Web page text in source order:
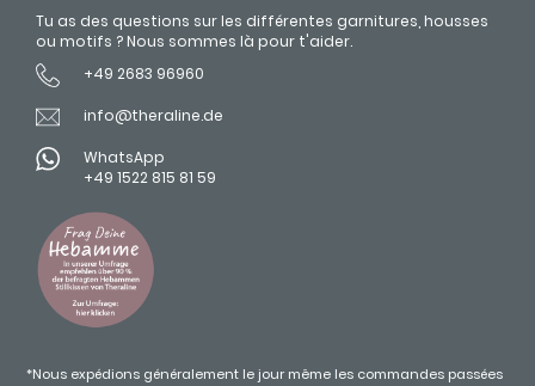
Tu as des questions sur les différentes garnitures, housses
ou motifs ? Nous sommes là pour t'aider.
+49 2683 96960
info@theraline.de
WhatsApp
+49 1522 815 81 59
*Nous expédions généralement le jour même les commandes passées